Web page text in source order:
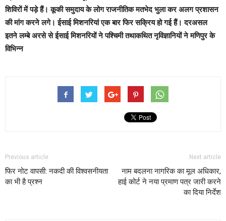
शिविरों में पड़े हैं। कूकी समुदाय के लोग राजनीतिक मतभेद भुला कर अलग प्रशासन
की मांग करने लगे। ईसाई मिशनरियां एक बार फिर सक्रिय हो गई हैं। दरअसल
इतने लम्बे अरसे से ईसाई मिशनरियों ने पश्चिमी तथाकथित नृविज्ञानियों ने मणिपुर के
विभिन्न
Previous article
फिर नोट वापसी: नकदी की विश्वसनीयता
का भी है प्रश्न
Next article
नाम बदलना नागरिक का मूल अधिकार,
हाई कोर्ट ने नया प्रमाण पत्र जारी करने
का दिया निर्देश